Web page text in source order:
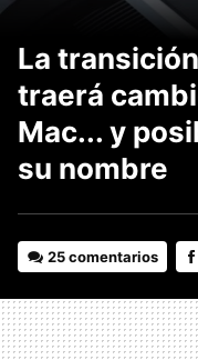
La
traerá
Mac... y
su nombre
25 comentarios